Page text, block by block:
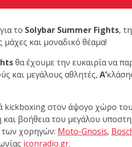
το κλειστό σεμινάριο
Reyson Gracie στο Fight
Reyson Gracie Red Belt
λίγους, στο Fight Club Galatsi..!
το Solybar Summer Fights,
μάχες και μοναδικό θέαμα!
θα έχουμε την ευκαιρία να
και μεγάλους αθλητές, Α’
kickboxing στον άψογο χώρο
βοήθεια του μεγάλου
των χορηγών: Moto-Gnosis,
iconradio.gr.